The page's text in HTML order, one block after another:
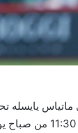
يايسله
إلتشي الإسباني